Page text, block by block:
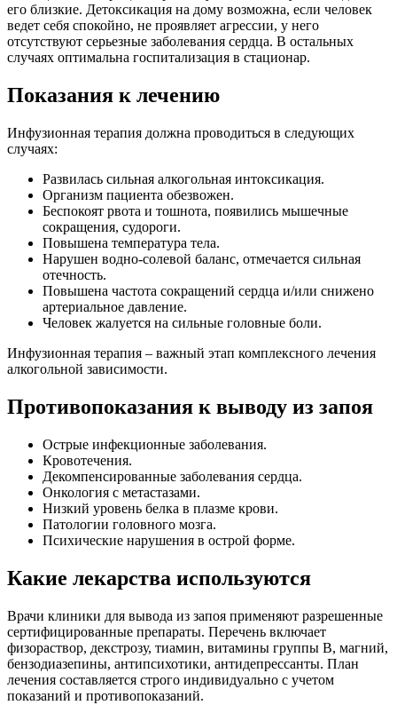
его близкие. Детоксикация на дому возможна, если человек
ведет себя спокойно, не проявляет агрессии, у него
отсутствуют серьезные заболевания сердца. В остальных
случаях оптимальна госпитализация в стационар.
Показания к лечению
Инфузионная терапия должна проводиться в следующих
случаях:
Развилась сильная алкогольная интоксикация.
Организм пациента обезвожен.
Беспокоят рвота и тошнота, появились мышечные
сокращения, судороги.
Повышена температура тела.
Нарушен водно-солевой баланс, отмечается сильная
отечность.
Повышена частота сокращений сердца и/или снижено
артериальное давление.
Человек жалуется на сильные головные боли.
Инфузионная терапия – важный этап комплексного лечения
алкогольной зависимости.
Противопоказания к выводу из запоя
Острые инфекционные заболевания.
Кровотечения.
Декомпенсированные заболевания сердца.
Онкология с метастазами.
Низкий уровень белка в плазме крови.
Патологии головного мозга.
Психические нарушения в острой форме.
Какие лекарства используются
Врачи клиники для вывода из запоя применяют разрешенные
сертифицированные препараты. Перечень включает
физораствор, декстрозу, тиамин, витамины группы В, магний,
бензодиазепины, антипсихотики, антидепрессанты. План
лечения составляется строго индивидуально с учетом
показаний и противопоказаний.